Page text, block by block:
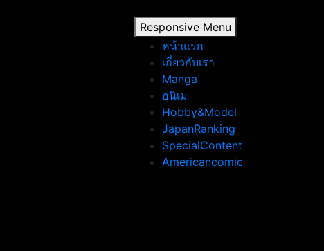
Responsive Menu
หน้าแรก
เกี่ยวกับเรา
Manga
อนิเม
Hobby&Model
JapanRanking
SpecialContent
Americancomic